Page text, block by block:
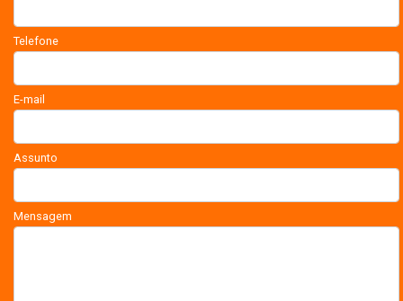
Telefone
E-mail
Assunto
Mensagem